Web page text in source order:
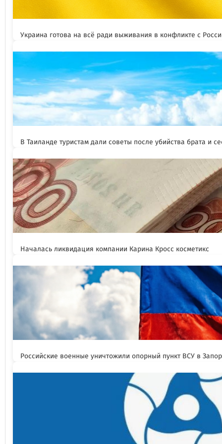
Украина готова на всё ради выживания в конфликте с
В Таиланде туристам дали советы после убийства брата и
Началась ликвидация компании Карина Кросс косметикс
Российские военные уничтожили опорный пункт ВСУ в